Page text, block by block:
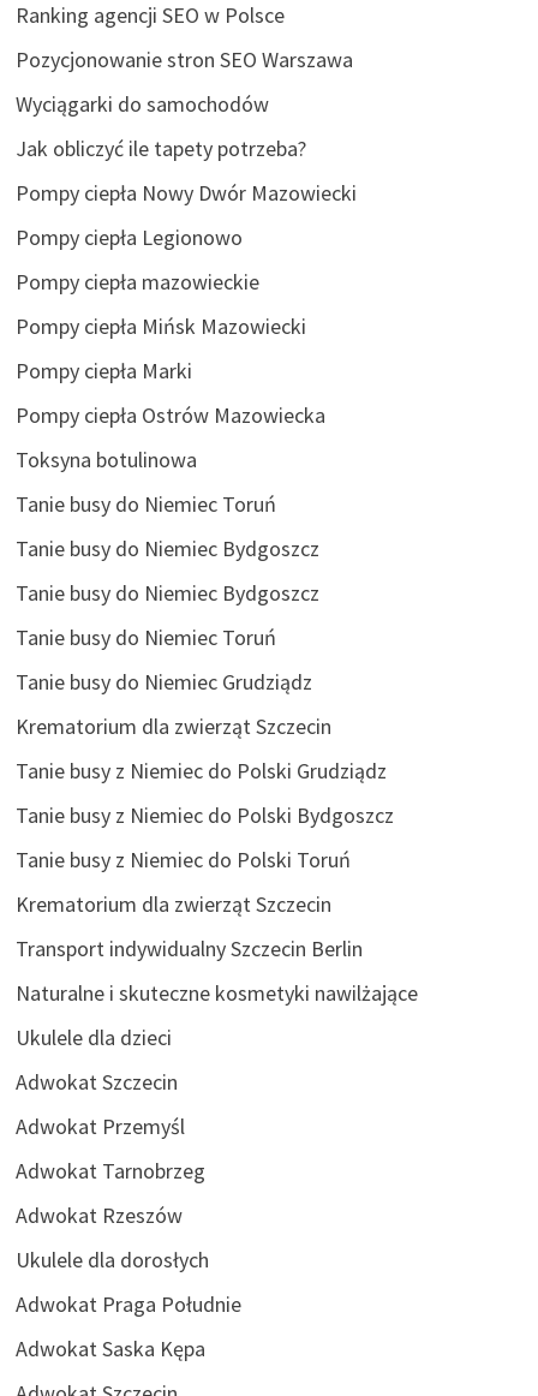
Ranking agencji SEO w Polsce
Pozycjonowanie stron SEO Warszawa
Wyciągarki do samochodów
Jak obliczyć ile tapety potrzeba?
Pompy ciepła Nowy Dwór Mazowiecki
Pompy ciepła Legionowo
Pompy ciepła mazowieckie
Pompy ciepła Mińsk Mazowiecki
Pompy ciepła Marki
Pompy ciepła Ostrów Mazowiecka
Toksyna botulinowa
Tanie busy do Niemiec Toruń
Tanie busy do Niemiec Bydgoszcz
Tanie busy do Niemiec Bydgoszcz
Tanie busy do Niemiec Toruń
Tanie busy do Niemiec Grudziądz
Krematorium dla zwierząt Szczecin
Tanie busy z Niemiec do Polski Grudziądz
Tanie busy z Niemiec do Polski Bydgoszcz
Tanie busy z Niemiec do Polski Toruń
Krematorium dla zwierząt Szczecin
Transport indywidualny Szczecin Berlin
Naturalne i skuteczne kosmetyki nawilżające
Ukulele dla dzieci
Adwokat Szczecin
Adwokat Przemyśl
Adwokat Tarnobrzeg
Adwokat Rzeszów
Ukulele dla dorosłych
Adwokat Praga Południe
Adwokat Saska Kępa